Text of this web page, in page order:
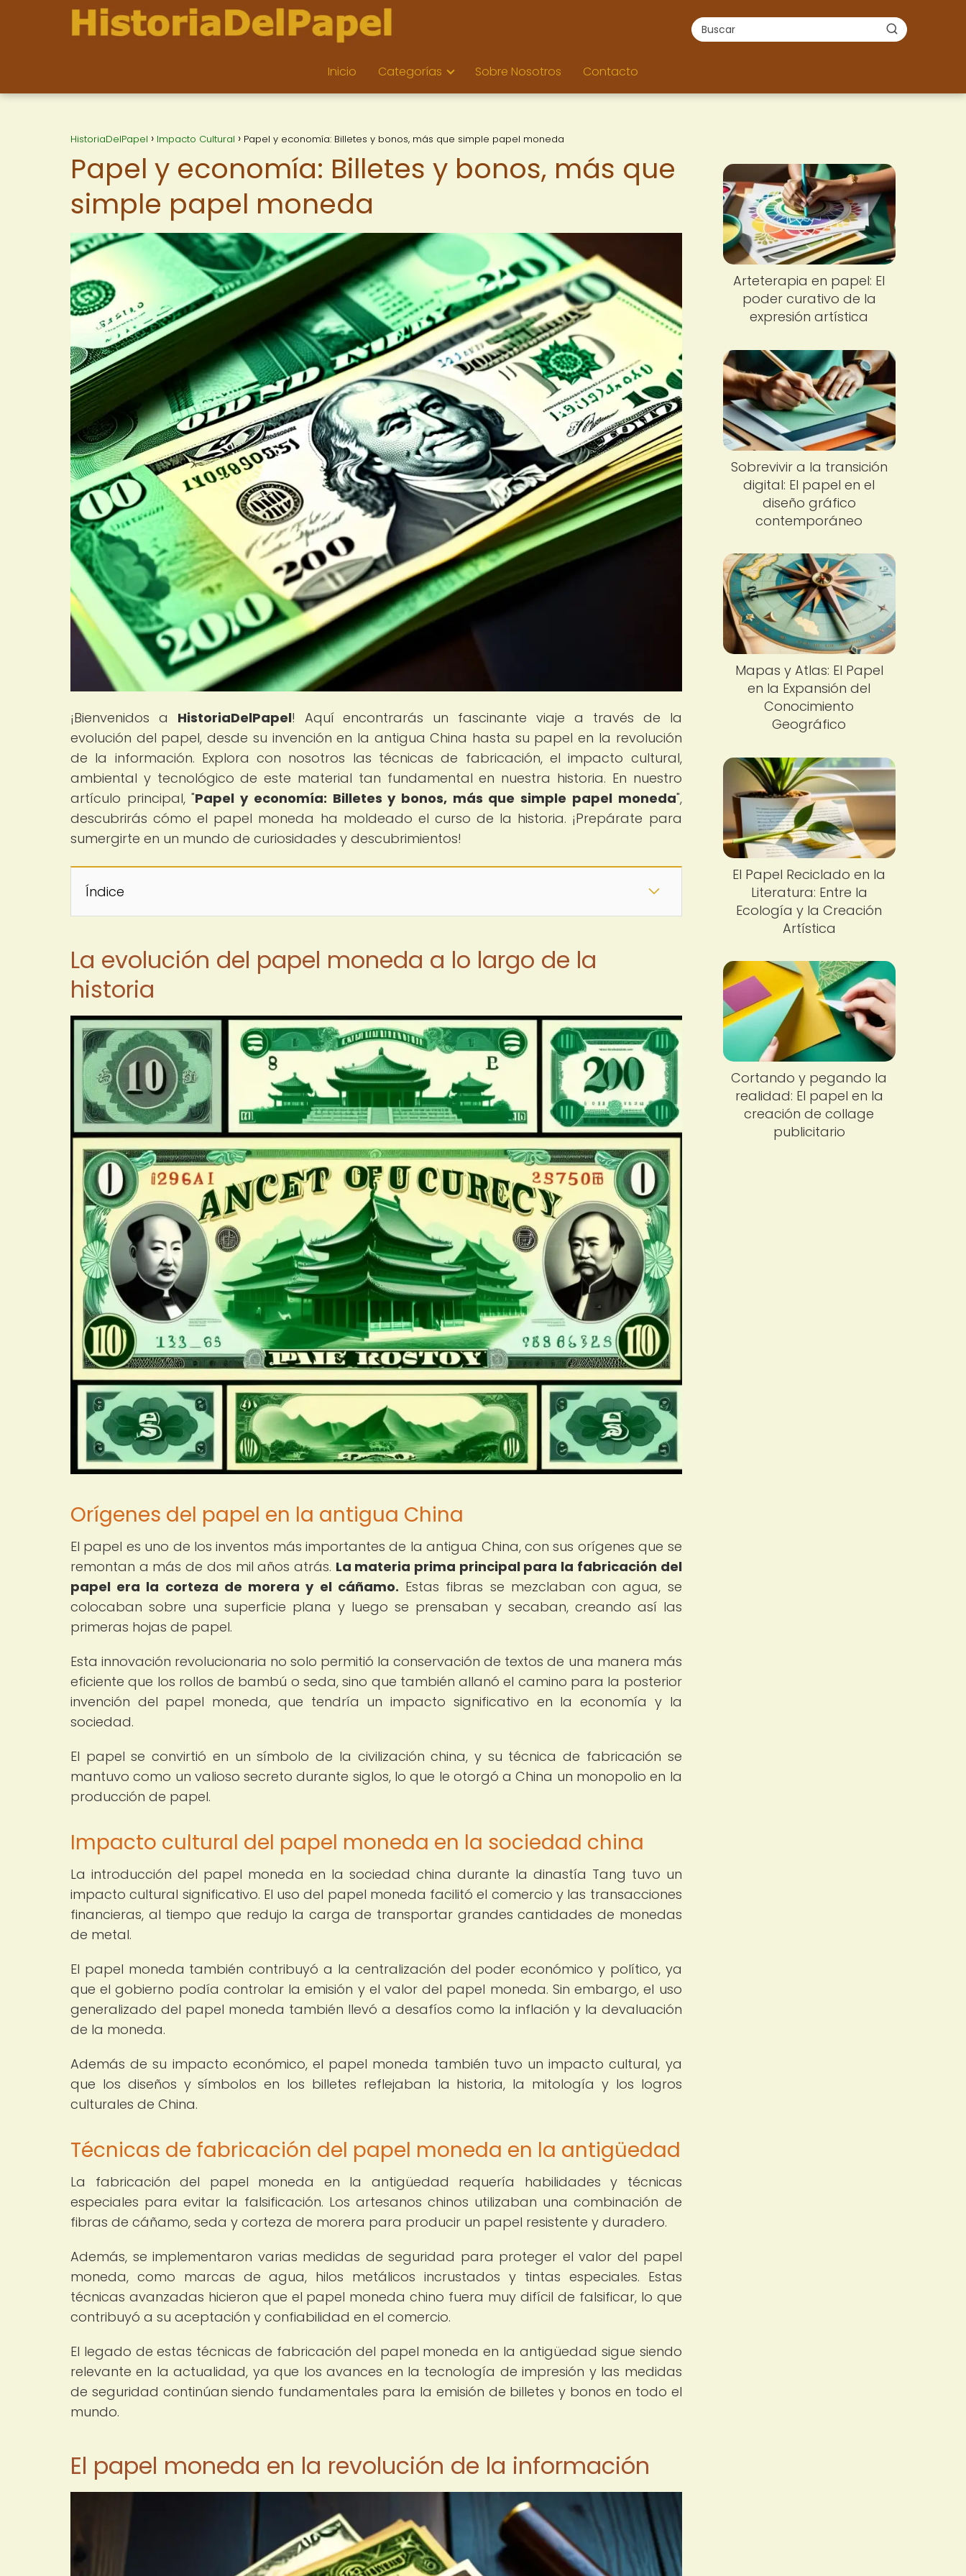
Inicio Categorías Sobre Nosotros Contacto
HistoriaDelPapel Impacto Cultural Papel y economía: Billetes y bonos, más que simple papel moneda
Papel y economía: Billetes y bonos, más que
simple papel moneda
¡Bienvenidos a HistoriaDelPapel! Aquí encontrarás un fascinante viaje a través de la
evolución del papel, desde su invención en la antigua China hasta su papel en la revolución
de la información. Explora con nosotros las técnicas de fabricación, el impacto cultural,
ambiental y tecnológico de este material tan fundamental en nuestra historia. En nuestro
artículo principal, "Papel y economía: Billetes y bonos, más que simple papel moneda",
descubrirás cómo el papel moneda ha moldeado el curso de la historia. ¡Prepárate para
sumergirte en un mundo de curiosidades y descubrimientos!
Índice
La evolución del papel moneda a lo largo de la
historia
Orígenes del papel en la antigua China
El papel es uno de los inventos más importantes de la antigua China, con sus orígenes que se
remontan a más de dos mil años atrás. La materia prima principal para la fabricación del
papel era la corteza de morera y el cáñamo. Estas fibras se mezclaban con agua, se
colocaban sobre una superficie plana y luego se prensaban y secaban, creando así las
primeras hojas de papel.
Esta innovación revolucionaria no solo permitió la conservación de textos de una manera más
eficiente que los rollos de bambú o seda, sino que también allanó el camino para la posterior
invención del papel moneda, que tendría un impacto significativo en la economía y la
sociedad.
El papel se convirtió en un símbolo de la civilización china, y su técnica de fabricación se
mantuvo como un valioso secreto durante siglos, lo que le otorgó a China un monopolio en la
producción de papel.
Impacto cultural del papel moneda en la sociedad china
La introducción del papel moneda en la sociedad china durante la dinastía Tang tuvo un
impacto cultural significativo. El uso del papel moneda facilitó el comercio y las transacciones
financieras, al tiempo que redujo la carga de transportar grandes cantidades de monedas
de metal.
El papel moneda también contribuyó a la centralización del poder económico y político, ya
que el gobierno podía controlar la emisión y el valor del papel moneda. Sin embargo, el uso
generalizado del papel moneda también llevó a desafíos como la inflación y la devaluación
de la moneda.
Además de su impacto económico, el papel moneda también tuvo un impacto cultural, ya
que los diseños y símbolos en los billetes reflejaban la historia, la mitología y los logros
culturales de China.
Técnicas de fabricación del papel moneda en la antigüedad
La fabricación del papel moneda en la antigüedad requería habilidades y técnicas
especiales para evitar la falsificación. Los artesanos chinos utilizaban una combinación de
fibras de cáñamo, seda y corteza de morera para producir un papel resistente y duradero.
Además, se implementaron varias medidas de seguridad para proteger el valor del papel
moneda, como marcas de agua, hilos metálicos incrustados y tintas especiales. Estas
técnicas avanzadas hicieron que el papel moneda chino fuera muy difícil de falsificar, lo que
contribuyó a su aceptación y confiabilidad en el comercio.
El legado de estas técnicas de fabricación del papel moneda en la antigüedad sigue siendo
relevante en la actualidad, ya que los avances en la tecnología de impresión y las medidas
de seguridad continúan siendo fundamentales para la emisión de billetes y bonos en todo el
mundo.
El papel moneda en la revolución de la información
Arteterapia en papel: El
poder curativo de la
expresión artística
Sobrevivir a la transición
digital: El papel en el
diseño gráfico
contemporáneo
Mapas y Atlas: El Papel
en la Expansión del
Conocimiento
Geográfico
El Papel Reciclado en la
Literatura: Entre la
Ecología y la Creación
Artística
Cortando y pegando la
realidad: El papel en la
creación de collage
publicitario